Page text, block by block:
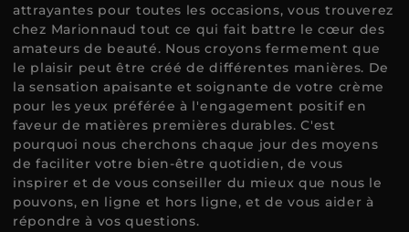
attrayantes pour toutes les occasions, vous trouverez
chez Marionnaud tout ce qui fait battre le cœur des
amateurs de beauté. Nous croyons fermement que
le plaisir peut être créé de différentes manières. De
la sensation apaisante et soignante de votre crème
pour les yeux préférée à l'engagement positif en
faveur de matières premières durables. C'est
pourquoi nous cherchons chaque jour des moyens
de faciliter votre bien-être quotidien, de vous
inspirer et de vous conseiller du mieux que nous le
pouvons, en ligne et hors ligne, et de vous aider à
répondre à vos questions.